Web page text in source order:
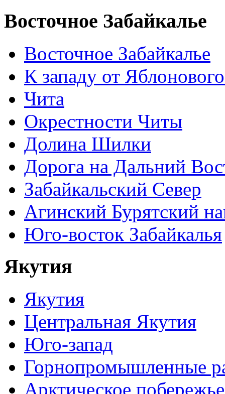
Восточное Забайкалье
Восточное Забайкалье
К западу от
Чита
Окрестности Читы
Долина Шилки
Дорога на Дальний
Забайкальский Север
Агинский Бурятский
Юго-восток Забайкалья
Якутия
Якутия
Центральная Якутия
Юго-запад
Горнопромышленные
Арктическое